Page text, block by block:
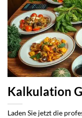
Kalkulation
Laden Sie jetzt die